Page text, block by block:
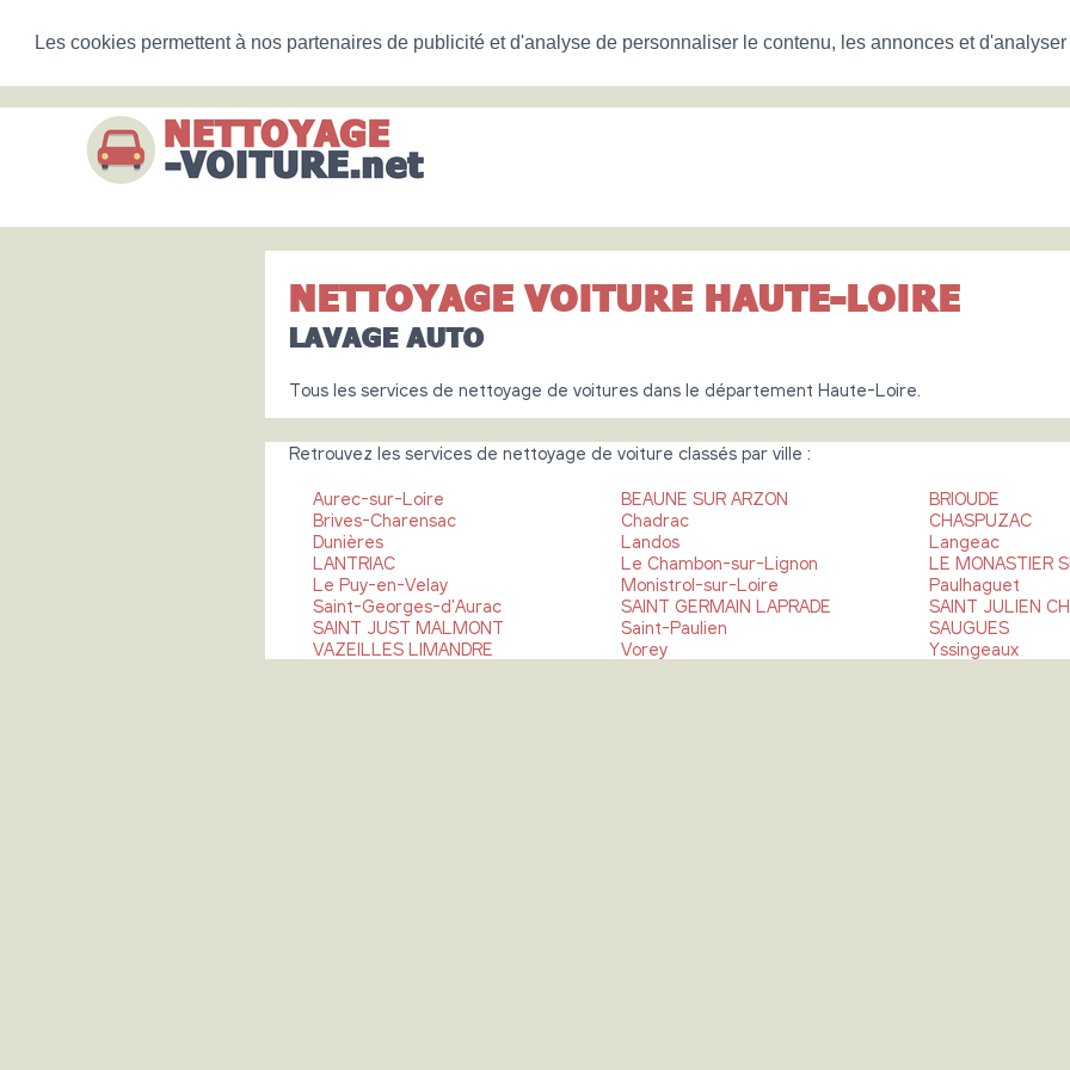
Les cookies permettent à nos partenaires de publicité et d'analyse de personnaliser le contenu, les annonces et d'analyser
NETTOYAGE VOITURE HAUTE-LOIRE
LAVAGE AUTO
Tous les services de nettoyage de voitures dans le département Haute-Loire.
Retrouvez les services de nettoyage de voiture classés par ville :
Aurec-sur-Loire BEAUNE SUR ARZON
BRIOUDE
Brives-Charensac
Chadrac
CHASPUZAC
Dunières
Landos
Langeac
LANTRIAC
Le Chambon-sur-Lignon
LE MONASTIER
Le Puy-en-Velay
Monistrol-sur-Loire
Paulhaguet
Saint-Georges-d'Aurac
SAINT GERMAIN LAPRADE
SAINT JULIEN
SAINT JUST MALMONT
Saint-Paulien
SAUGUES
VAZEILLES LIMANDRE
Vorey Yssingeaux